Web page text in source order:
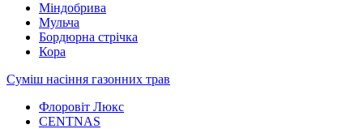
Міндобрива
Мульча
Бордюрна стрічка
Кора
Суміш насіння газонних трав
Флоровіт Люкс
СENTNAS